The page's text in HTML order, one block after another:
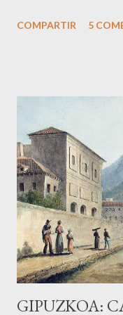
hacerlo. De entrada,
nuestra pequeña
a ver tus viajes con
comodidades tanto del
como del medio
y demás comodidades
que ver con las de un
improvisar y cierto aire
COMPARTIR 5
GIPUZKOA: